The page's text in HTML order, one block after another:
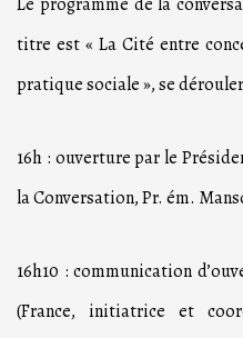
titre est « La Cité entre
pratique sociale », se
16h : ouverture par le
la Conversation, Pr. ém.
16h10 : communication
(France, initiatrice et